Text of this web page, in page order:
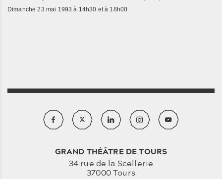
Dimanche 23 mai 1993 à 14h30 et à 18h00
GRAND THÉÂTRE DE TOURS
34 rue de la Scellerie
37000 Tours